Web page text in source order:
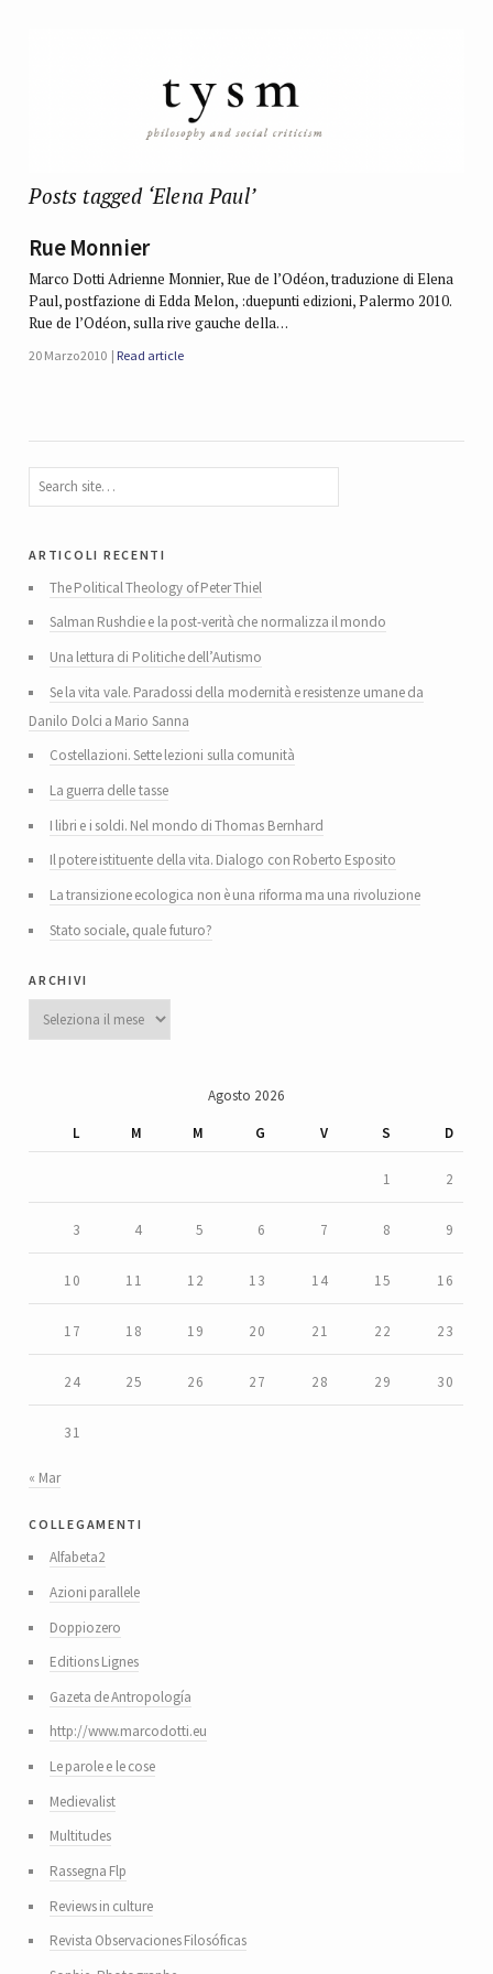
Posts tagged ‘Elena Paul’
Rue Monnier
Marco Dotti Adrienne Monnier, Rue de l’Odéon, traduzione di Elena
Paul, postfazione di Edda Melon, :duepunti edizioni, Palermo 2010.
Rue de l’Odéon, sulla rive gauche della…
20 Marzo 2010 Read article
articoli recenti
The Political Theology of Peter Thiel
Salman Rushdie e la post-verità che normalizza il mondo
Una lettura di Politiche dell’Autismo
Se la vita vale. Paradossi della modernità e resistenze umane da
Danilo Dolci a Mario Sanna
Costellazioni. Sette lezioni sulla comunità
La guerra delle tasse
I libri e i soldi. Nel mondo di Thomas Bernhard
Il potere istituente della vita. Dialogo con Roberto Esposito
La transizione ecologica non è una riforma ma una rivoluzione
Stato sociale, quale futuro?
archivi
Archivi
Agosto 2026
L
M M G V S D
1 2
3 4 5 6 7 8 9
10 11 12 13 14 15 16
17 18 19 20 21 22 23
24 25 26 27 28 29 30
31
« Mar
collegamenti
Alfabeta2
Azioni parallele
Doppiozero
Editions Lignes
Gazeta de Antropología
http://www.marcodotti.eu
Le parole e le cose
Medievalist
Multitudes
Rassegna Flp
Reviews in culture
Revista Observaciones Filosóficas